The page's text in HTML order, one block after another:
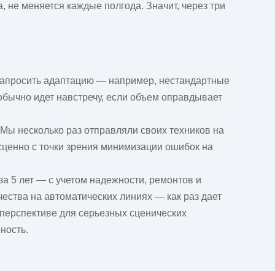
меняется каждые полгода. Значит, через три
адаптацию — например, нестандартные
идет навстречу, если объем оправдывает
несколько раз отправляли своих техников на
с точки зрения минимизации ошибок на
5 лет — с учетом надежности, ремонтов и
на автоматических линиях — как раз дает
для серьезных сценических